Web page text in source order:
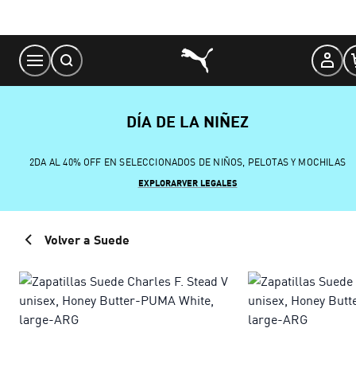
Content
DÍA DE LA NIÑEZ
2DA AL 40% OFF EN SELECCIONADOS DE NIÑOS, PELOTAS Y MOCHILAS
EXPLORARVER LEGALES
Volver a Suede